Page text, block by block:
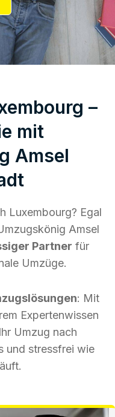
–
mit
Amsel
Luxembourg? Egal
Amsel
Partner für
Umzüge.
: Mit
Expertenwissen
Umzug nach
und stressfrei wie